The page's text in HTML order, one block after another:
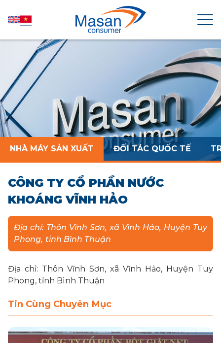
TRANG CHỦ
VỀ MASAN CONSUMER
TIN TỨC
SẢN PHẨM
PHÁT TRIỂN BỀN VỮNG
LIÊN HỆ
MUA HÀNG
NHÀ MÁY SẢN XUẤT ĐỐI TÁC QUỐC TẾ
CÔNG TY CỔ PHẦN NƯỚC
KHOÁNG VĨNH HẢO
Địa chỉ: Thôn Vĩnh Sơn, xã Vĩnh Hảo, Huyện Tuy
Phong, tỉnh Bình Thuận
Địa chỉ: Thôn Vĩnh Sơn, xã Vĩnh Hảo, Huyện Tuy
Phong, tỉnh Bình Thuận
Tin Cùng Chuyên Mục